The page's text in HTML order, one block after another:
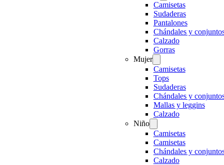
Camisetas
Sudaderas
Pantalones
Chándales y
Calzado
Gorras
Mujer
Camisetas
Tops
Sudaderas
Chándales y
Mallas y leggins
Calzado
Niño
Camisetas
Camisetas
Chándales y
Calzado